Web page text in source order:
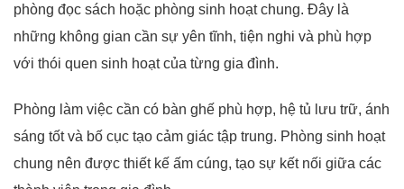
phòng đọc sách hoặc phòng sinh hoạt chung. Đây là
những không gian cần sự yên tĩnh, tiện nghi và phù hợp
với thói quen sinh hoạt của từng gia đình.
Phòng làm việc cần có bàn ghế phù hợp, hệ tủ lưu trữ, ánh
sáng tốt và bố cục tạo cảm giác tập trung. Phòng sinh hoạt
chung nên được thiết kế ấm cúng, tạo sự kết nối giữa các